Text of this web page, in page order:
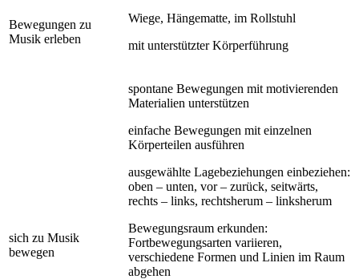
Bewegungen zu
Musik erleben
Wiege, Hängematte, im Rollstuhl
mit unterstützter Körperführung
sich zu Musik
bewegen
spontane Bewegungen mit motivierenden
Materialien unterstützen
einfache Bewegungen mit einzelnen
Körperteilen ausführen
ausgewählte Lagebeziehungen einbeziehen:
oben – unten, vor – zurück, seitwärts,
rechts – links, rechtsherum – linksherum
Bewegungsraum erkunden:
Fortbewegungsarten variieren,
verschiedene Formen und Linien im Raum
abgehen